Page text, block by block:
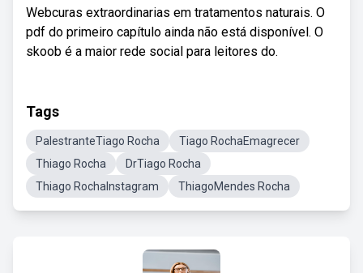
Webcuras extraordinarias em tratamentos naturais. O
pdf do primeiro capítulo ainda não está disponível. O
skoob é a maior rede social para leitores do.
Tags
PalestranteTiago Rocha
Tiago RochaEmagrecer
Thiago Rocha
DrTiago Rocha
Thiago RochaInstagram
ThiagoMendes Rocha